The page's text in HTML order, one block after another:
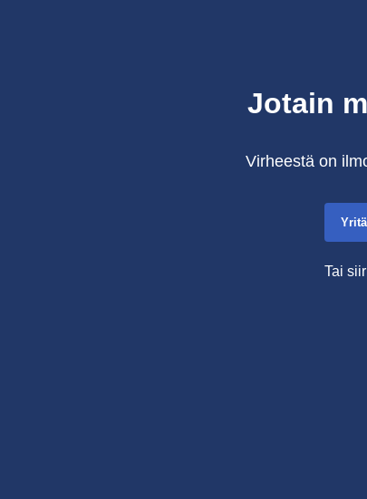
Jotain
Virheestä on
Tai